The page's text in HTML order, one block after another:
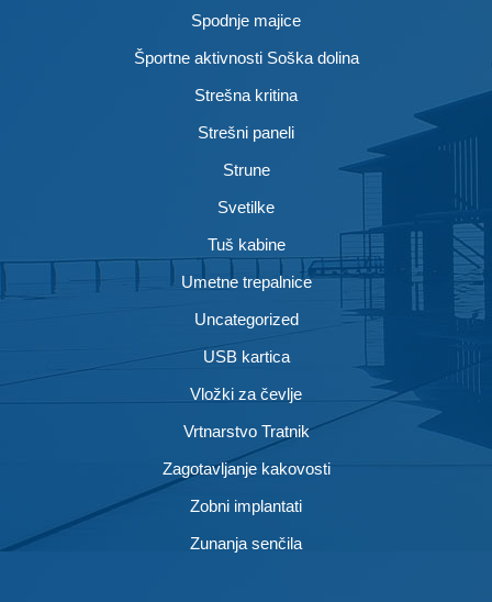
Spodnje majice
Športne aktivnosti Soška dolina
Strešna kritina
Strešni paneli
Strune
Svetilke
Tuš kabine
Umetne trepalnice
Uncategorized
USB kartica
Vložki za čevlje
Vrtnarstvo Tratnik
Zagotavljanje kakovosti
Zobni implantati
Zunanja senčila